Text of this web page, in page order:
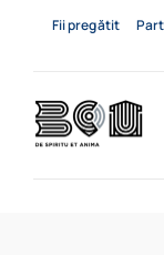
Fii pregătit